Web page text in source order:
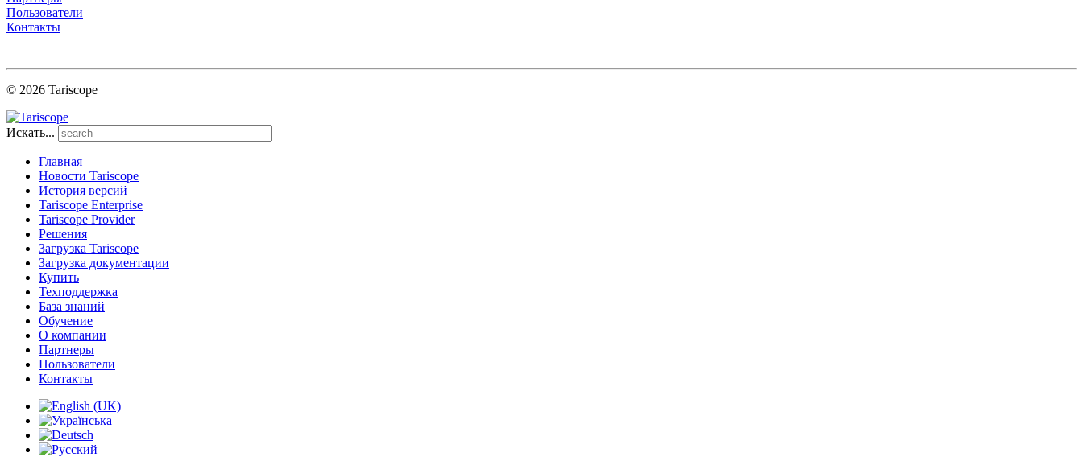
Пользователи
Контакты
© 2026 Tariscope
Искать...
Главная
Новости Tariscope
История версий
Tariscope Enterprise
Tariscope Provider
Решения
Загрузка Tariscope
Загрузка документации
Купить
Техподдержка
База знаний
Обучение
О компании
Партнеры
Пользователи
Контакты